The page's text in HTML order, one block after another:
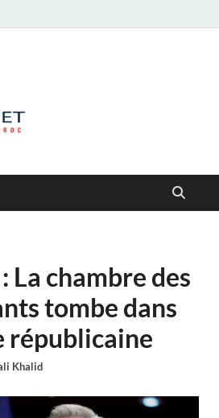
La chambre des
tombe dans
républicaine
Khalid